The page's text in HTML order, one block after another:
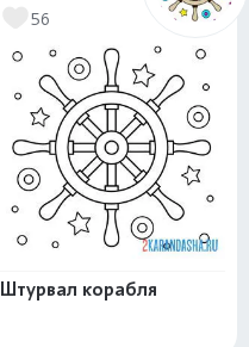
56
Штурвал корабля